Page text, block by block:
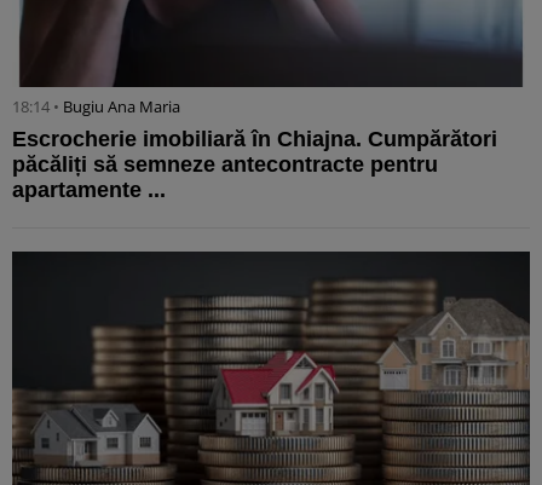
18:14 • Bugiu ⁠Ana Maria
Escrocherie imobiliară în Chiajna. Cumpărători
păcăliți să semneze antecontracte pentru
apartamente ...